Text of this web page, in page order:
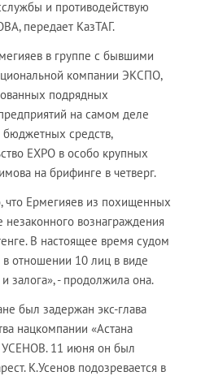
и противодействую
передает КазТАГ.
в группе с бывшими
компании ЭКСПО,
подрядных
на самом деле
средств,
EXPO в особо крупных
на брифинге в четверг.
что Ермегияев из похищенных
вознаграждения
В настоящее время судом
отношении 10 лиц в виде
залога», - продолжила она.
был задержан экс-глава
нацкомпании «Астана
11 июня он был
К.Усенов подозревается в